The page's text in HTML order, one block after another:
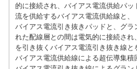
的に接続され、バイアス電流供給パ
流を供給するバイアス電流供給線と、
バイアス電流引き抜きパッドと、グ
れた配線層との間は電気的に接続さ
を引き抜くバイアス電流引き抜き線と
バイアス電流供給線による超伝導集